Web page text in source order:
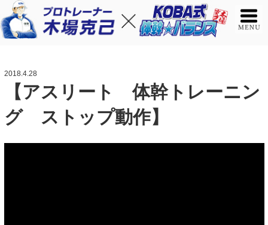
2018.4.28
【アスリート 体幹トレーニン
グ ストップ動作】